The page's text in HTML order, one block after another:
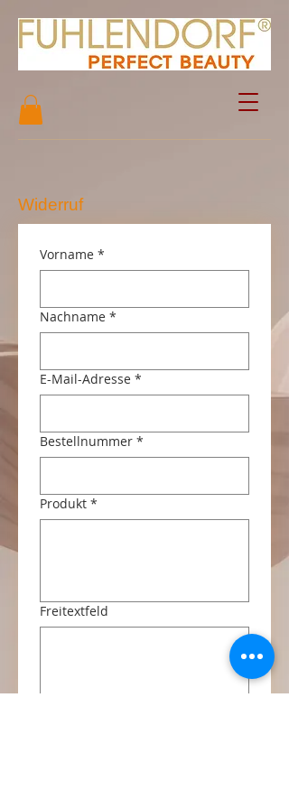
Widerruf
Vorname *
Nachname *
E-Mail-Adresse *
Bestellnummer *
Produkt *
Freitextfeld